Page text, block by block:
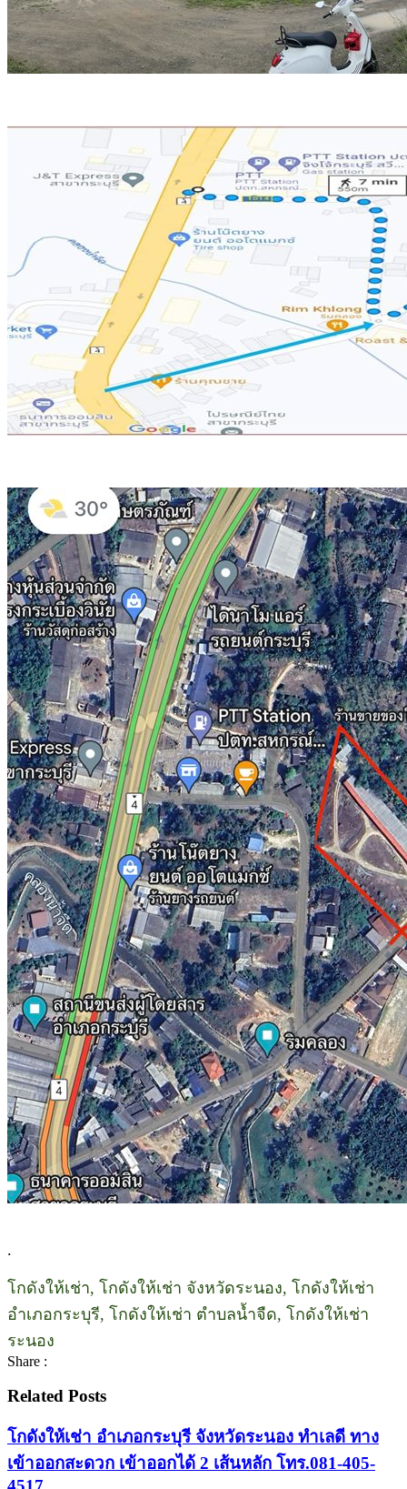
.
โกดังให้เช่า, โกดังให้เช่า จังหวัดระนอง, โกดังให้เช่า
อำเภอกระบุรี, โกดังให้เช่า ตำบลน้ำจืด, โกดังให้เช่า
ระนอง
Share :
Related Posts
โกดังให้เช่า อำเภอกระบุรี จังหวัดระนอง ทำเลดี ทาง
เข้าออกสะดวก เข้าออกได้ 2 เส้นหลัก โทร.081-405-